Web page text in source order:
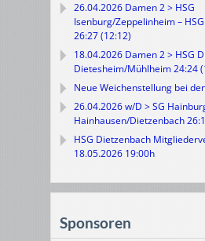
26.04.2026 Damen 2 > HSG
Isenburg/Zeppelinheim –
26:27 (12:12)
18.04.2026 Damen 2 > HSG
Dietesheim/Mühlheim 24:24
Neue Weichenstellung bei
26.04.2026 w/D > SG
Hainhausen/Dietzenbach
HSG Dietzenbach
18.05.2026 19:00h
Sponsoren